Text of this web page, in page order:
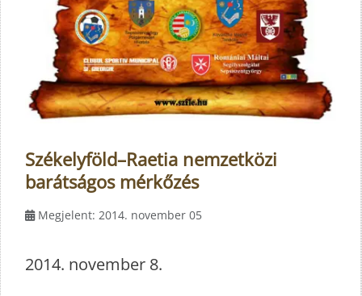
Székelyföld–Raetia nemzetközi
barátságos mérkőzés
Megjelent: 2014. november 05
2014. november 8.